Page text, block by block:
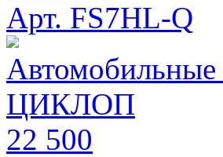
Арт. FS7HL-Q
Автомобильные
ЦИКЛОП
22 500